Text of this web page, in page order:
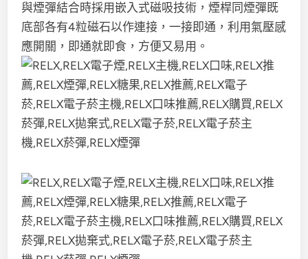
與煙彈結合時採用嵌入式磁吸技術，煙桿同煙彈既
底部各有4粒磁石以作連接，一接即通，利用氣壓感
應開關，即通就即食，方便又易用。